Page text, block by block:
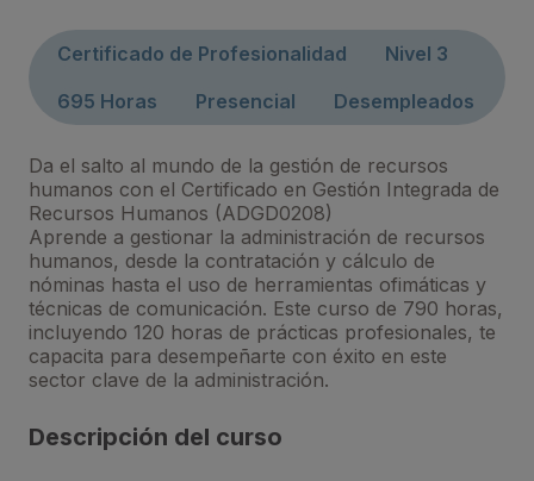
Certificado de Profesionalidad
Nivel 3
695 Horas
Presencial Desempleados
Da el salto al mundo de la gestión de recursos
humanos con el Certificado en Gestión Integrada de
Recursos Humanos (ADGD0208)
Aprende a gestionar la administración de recursos
humanos, desde la contratación y cálculo de
nóminas hasta el uso de herramientas ofimáticas y
técnicas de comunicación. Este curso de 790 horas,
incluyendo 120 horas de prácticas profesionales, te
capacita para desempeñarte con éxito en este
sector clave de la administración.
Descripción del curso